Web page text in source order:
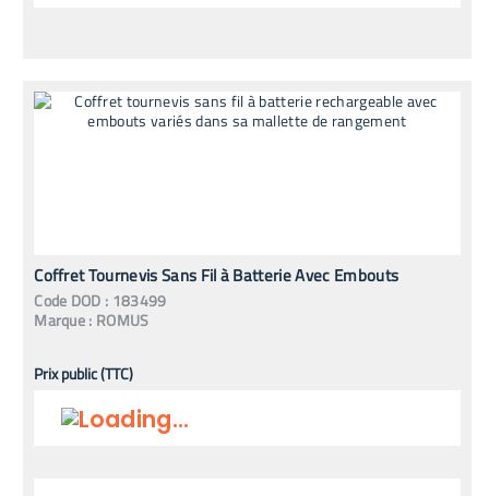
Coffret Tournevis Sans Fil à Batterie Avec Embouts
Code DOD : 183499
Marque : ROMUS
Prix public (TTC)